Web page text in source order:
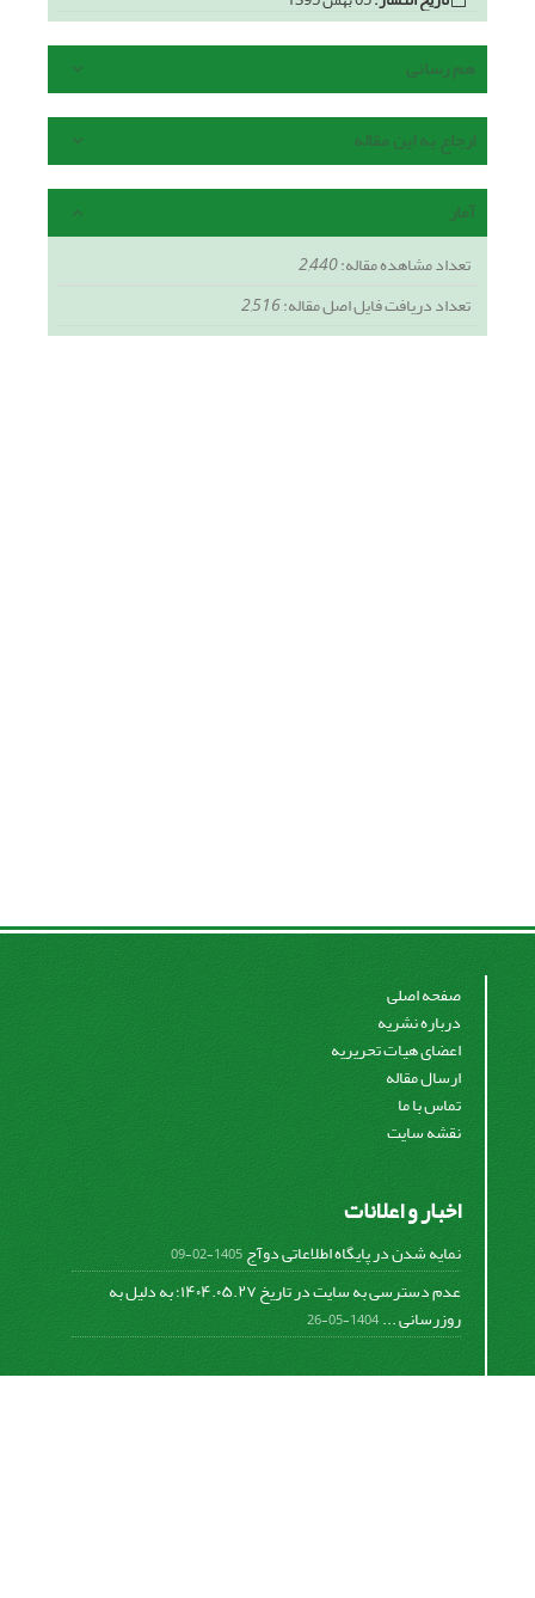
هم رسانی
ارجاع به این مقاله
آمار
تعداد مشاهده مقاله:2,440
تعداد دریافت فایل اصل مقاله:2,516
صفحه اصلی
درباره نشریه
اعضای هیات تحریریه
ارسال مقاله
تماس با ما
نقشه سایت
اخبار و اعلانات
نمایه شدن در پایگاه اطلاعاتی دوآج1405-02-09
عدم دسترسی به سایت در تاریخ ۱۴۰۴.۰۵.۲۷؛ به دلیل به
روزرسانی ...1404-05-26